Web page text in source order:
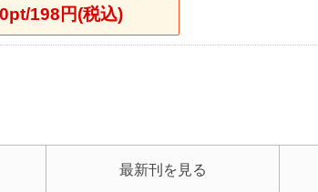
198円(税込)
最新刊を見る